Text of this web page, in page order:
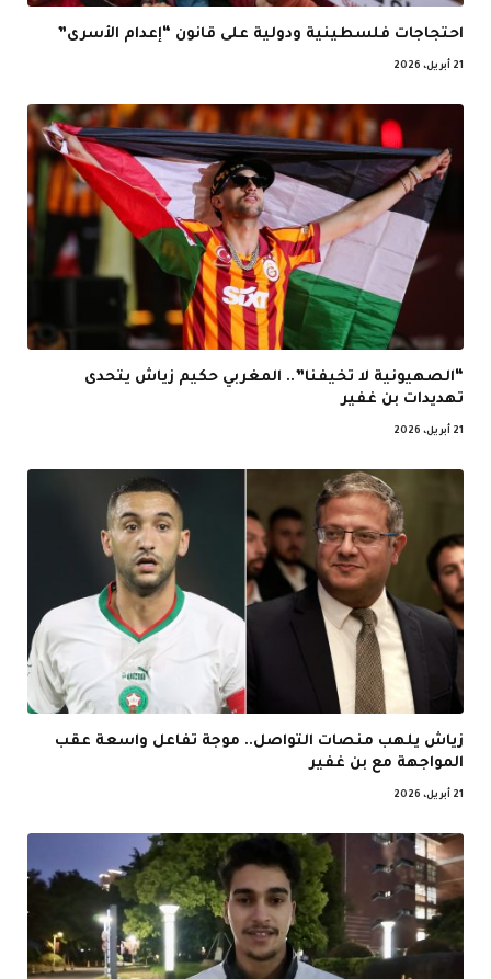
احتجاجات فلسطينية ودولية على قانون “إعدام الأسرى”
21 أبريل، 2026
“الصهيونية لا تخيفنا”.. المغربي حكيم زياش يتحدى
تهديدات بن غفير
21 أبريل، 2026
زياش يلهب منصات التواصل.. موجة تفاعل واسعة عقب
المواجهة مع بن غفير
21 أبريل، 2026